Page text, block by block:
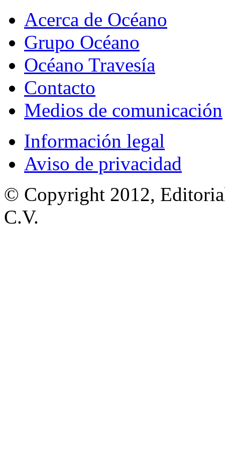
Acerca de Océano
Grupo Océano
Océano Travesía
Contacto
Medios de comunicación
Información legal
Aviso de privacidad
© Copyright 2012,
C.V.